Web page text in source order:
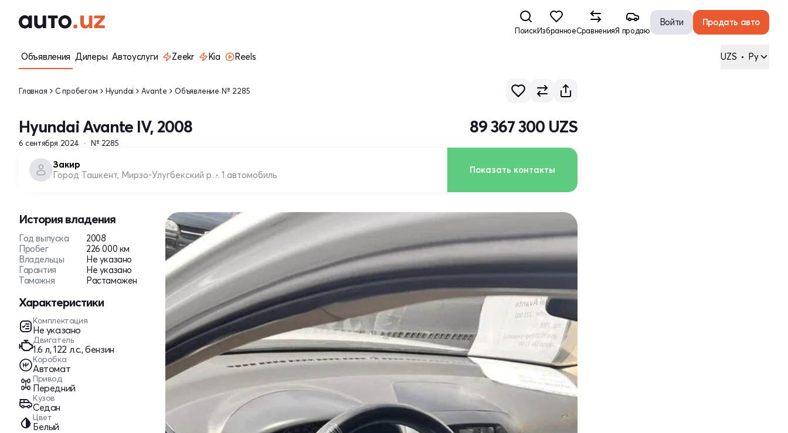
ПоискИзбранноеСравненияЯ продаю
Войти Продать авто
Объявления Дилеры Автоуслуги Zeekr Kia Reels UZS • Ру
Главная С пробегом Hyundai Avante Объявление № 2285
Hyundai Avante IV, 2008
6 сентября 2024 № 2285
89 367 300 UZS
Закир
Город Ташкент, Мирзо-Улугбекский район 1 автомобиль Показать контакты
История владения
Год выпуска
2008
Пробег
226 000 км
Владельцы
Не указано
Гарантия
Не указано
Таможня
Растаможен
Характеристики
Комплектация
Не указано
Двигатель
1.6 л, 122 л.с., бензин
Коробка
Автомат
Привод
Передний
Кузов
Седан
Цвет
Белый